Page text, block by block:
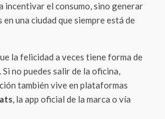
incentivar el consumo, sino generar
una ciudad que siempre está de
la felicidad a veces tiene forma de
no puedes salir de la oficina,
también vive en plataformas
, la app oficial de la marca o vía